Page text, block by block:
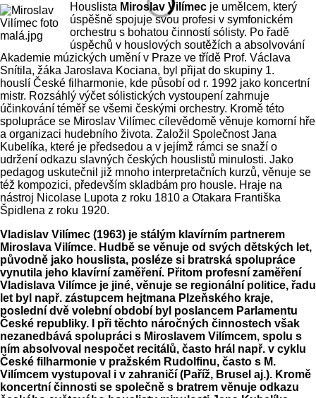
Houslista Miroslav Vilímecje umělcem, který
úspěšně spojuje svou profesi v symfonickém
orchestru s bohatou činností sólisty. Po řadě
úspěchů v houslových soutěžích a absolvování
Akademie múzických umění v Praze ve třídě Prof. Václava
Snítila, žáka Jaroslava Kociana, byl přijat do skupiny 1.
houslí České filharmonie, kde působí od r. 1992 jako koncertní
mistr. Rozsáhlý výčet sólistických vystoupení zahrnuje
účinkování téměř se všemi českými orchestry. Kromě této
spolupráce se Miroslav Vilímec cílevědomě věnuje komorní hře
a organizaci hudebního života. Založil Společnost Jana
Kubelíka, které je předsedou a v jejímž rámci se snaží o
udržení odkazu slavných českých houslistů minulosti. Jako
pedagog uskutečnil již mnoho interpretačních kurzů, věnuje se
též kompozici, především skladbám pro housle. Hraje na
nástroj Nicolase Lupota z roku 1810 a Otakara Františka
Špidlena z roku 1920.
Vladislav Vilímec (1963) je stálým klavírním partnerem
Miroslava Vilímce. Hudbě se věnuje od svých dětských let,
původně jako houslista, posléze si bratrská spolupráce
vynutila jeho klavírní zaměření. Přitom profesní zaměření
Vladislava Vilímce je jiné, věnuje se regionální politice, řadu
let byl např. zástupcem hejtmana Plzeňského kraje,
poslední dvě volební období byl poslancem Parlamentu
České republiky. I při těchto náročných činnostech však
nezanedbává spolupráci s Miroslavem Vilímcem, spolu s
ním absolvoval nespočet recitálů, často hrál např. v cyklu
České filharmonie v pražském Rudolfinu, často s M.
Vilímcem vystupoval i v zahraničí (Paříž, Brusel aj.). Kromě
koncertní činnosti se společně s bratrem věnuje odkazu